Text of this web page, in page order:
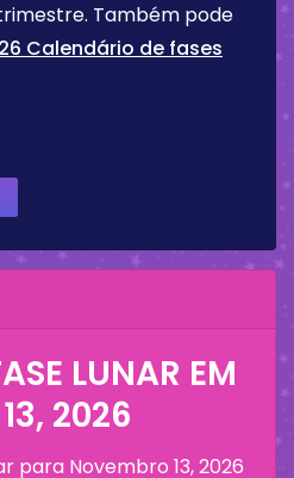
Também pode
Calendário de fases
LUNAR EM
2026
para Novembro 13, 2026